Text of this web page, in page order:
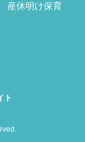
産休明け保育
ト